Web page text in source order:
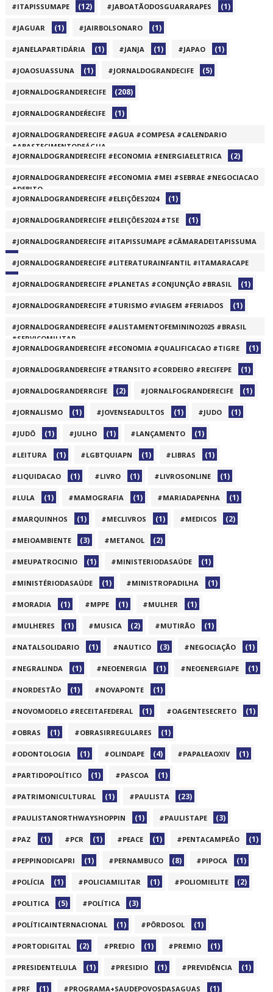
#ITAPISSUMAPE (12) #JABOATÃODOSGUARARAPES (1)
#JAGUAR (1) #JAIRBOLSONARO (1)
#JANELAPARTIDÁRIA (1) #JANJA (1) #JAPAO (1)
#JOAOSUASSUNA (1) #JORNALDOGRANDECIFE (5)
#JORNALDOGRANDERECIFE (208)
#JORNALDOGRANDEŔECIFE (1)
#JORNALDOGRANDERECIFE #AGUA #COMPESA #CALENDARIO
#ABASTECIMENTODEÁGUA
(1)
#JORNALDOGRANDERECIFE #ECONOMIA #ENERGIAELETRICA (2)
#JORNALDOGRANDERECIFE #ECONOMIA #MEI #SEBRAE #NEGOCIACAO
#DEBITO
(1)
#JORNALDOGRANDERECIFE #ELEIÇÕES2024 (1)
#JORNALDOGRANDERECIFE #ELEIÇÕES2024 #TSE (1)
#JORNALDOGRANDERECIFE #ITAPISSUMAPE #CÂMARADEITAPISSUMA
(1)
#JORNALDOGRANDERECIFE #LITERATURAINFANTIL #ITAMARACAPE
(1)
#JORNALDOGRANDERECIFE #PLANETAS #CONJUNÇÃO #BRASIL (1)
#JORNALDOGRANDERECIFE #TURISMO #VIAGEM #FERIADOS (1)
#JORNALDOGRANDERECIFE #ALISTAMENTOFEMININO2025 #BRASIL
#SERVIÇOMILITAR
(1)
#JORNALDOGRANDERECIFE #ECONOMIA #QUALIFICACAO #TIGRE (1)
#JORNALDOGRANDERECIFE #TRANSITO #CORDEIRO #RECIFEPE (1)
#JORNALDOGRANDERRCIFE (2) #JORNALFOGRANDERECIFE (1)
#JORNALISMO (1) #JOVENSEADULTOS (1) #JUDO (1)
#JUDÔ (1) #JULHO (1) #LANÇAMENTO (1)
#LEITURA (1) #LGBTQUIAPN (1) #LIBRAS (1)
#LIQUIDACAO (1) #LIVRO (1) #LIVROSONLINE (1)
#LULA (1) #MAMOGRAFIA (1) #MARIADAPENHA (1)
#MARQUINHOS (1) #MECLIVROS (1) #MEDICOS (2)
#MEIOAMBIENTE (3) #METANOL (2)
#MEUPATROCINIO (1) #MINISTERIODASAÚDE (1)
#MINISTÉRIODASAÚDE (1) #MINISTROPADILHA (1)
#MORADIA (1) #MPPE (1) #MULHER (1)
#MULHERES (1) #MUSICA (2) #MUTIRÃO (1)
#NATALSOLIDARIO (1) #NAUTICO (3) #NEGOCIAÇÃO (1)
#NEGRALINDA (1) #NEOENERGIA (1) #NEOENERGIAPE (1)
#NORDESTÃO (1) #NOVAPONTE (1)
#NOVOMODELO #RECEITAFEDERAL (1) #OAGENTESECRETO (1)
#OBRAS (1) #OBRASIRREGULARES (1)
#ODONTOLOGIA (1) #OLINDAPE (4) #PAPALEAOXIV (1)
#PARTIDOPOLÍTICO (1) #PASCOA (1)
#PATRIMONICULTURAL (1) #PAULISTA (23)
#PAULISTANORTHWAYSHOPPIN (1) #PAULISTAPE (3)
#PAZ (1) #PCR (1) #PEACE (1) #PENTACAMPEÃO (1)
#PEPPINODICAPRI (1) #PERNAMBUCO (8) #PIPOCA (1)
#POLÍCIA (1) #POLICIAMILITAR (1) #POLIOMIELITE (2)
#POLITICA (5) #POLÍTICA (3)
#POLÍTICAINTERNACIONAL (1) #PÔRDOSOL (1)
#PORTODIGITAL (2) #PREDIO (1) #PREMIO (1)
#PRESIDENTELULA (1) #PRESIDIO (1) #PREVIDÊNCIA (1)
#PRF (1) #PROGRAMA+SAUDEPOVOSDASAGUAS (1)